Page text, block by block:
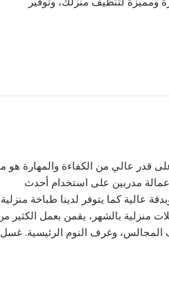
قدر عالي من الكفاءة والمهارة هو
عمالة مدربين على استخدام أحدث
عالية كما يتوفر لدينا طباخة منزلية
منزلية بالشهر، يقمن بعمل الكثير
المجالس، وغرف النوم الرئيسية. غسل